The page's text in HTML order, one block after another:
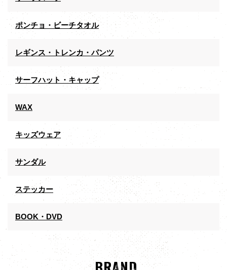
ポンチョ・ビーチタオル
レギンス・トレンカ・パンツ
サーフハット・キャップ
WAX
キッズウェア
サンダル
ステッカー
BOOK・DVD